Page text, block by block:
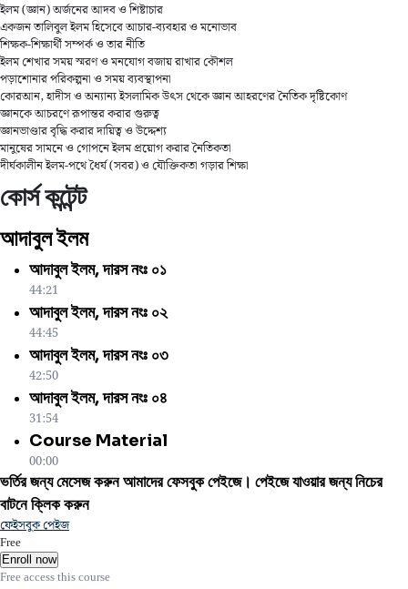
ইলম (জ্ঞান) অর্জনের আদব ও শিষ্টাচার
একজন তালিবুল ইলম হিসেবে আচার‑ব্যবহার ও মনোভাব
শিক্ষক‑শিক্ষার্থী সম্পর্ক ও তার নীতি
ইলম শেখার সময় স্মরণ ও মনযোগ বজায় রাখার কৌশল
পড়াশোনার পরিকল্পনা ও সময় ব্যবস্থাপনা
কোরআন, হাদীস ও অন্যান্য ইসলামিক উৎস থেকে জ্ঞান আহরণের নৈতিক দৃষ্টিকোণ
জ্ঞানকে আচরণে রূপান্তর করার গুরুত্ব
জ্ঞানভাণ্ডার বৃদ্ধি করার দায়িত্ব ও উদ্দেশ্য
মানুষের সামনে ও গোপনে ইলম প্রয়োগ করার নৈতিকতা
দীর্ঘকালীন ইলম‑পথে ধৈর্য (সবর) ও যৌক্তিকতা গড়ার শিক্ষা
কোর্স কন্টেন্ট
আদাবুল ইলম
আদাবুল ইলম, দারস নংঃ ০১
44:21
আদাবুল ইলম, দারস নংঃ ০২
44:45
আদাবুল ইলম, দারস নংঃ ০৩
42:50
আদাবুল ইলম, দারস নংঃ ০৪
31:54
Course Material
00:00
ভর্তির জন্য মেসেজ করুন আমাদের ফেসবুক পেইজে। পেইজে যাওয়ার জন্য নিচের
বাটনে ক্লিক করুন
ফেইসবুক পেইজ
Free
Enroll now
Free access this course